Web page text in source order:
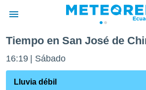
de
ha
Tiempo en San José de
16:19 Sábado
Lluvia débil